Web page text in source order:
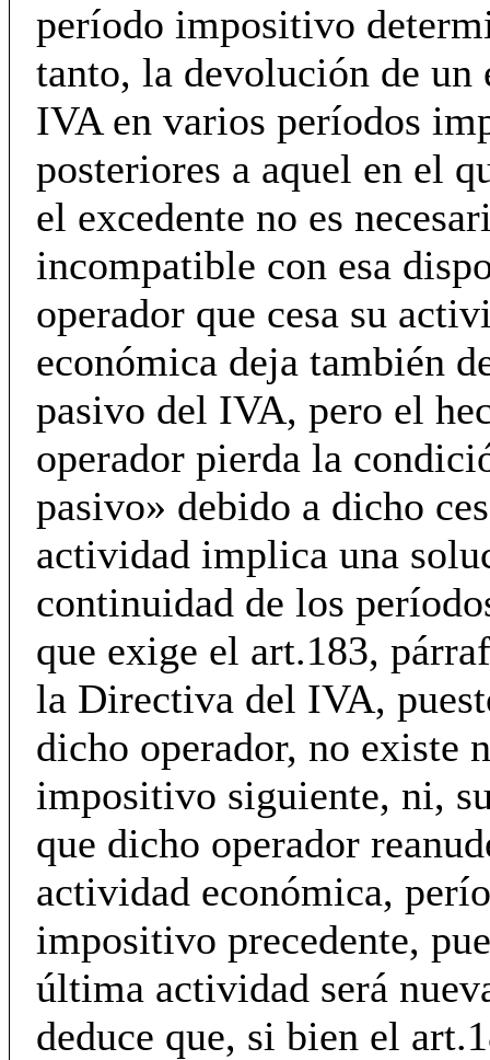
período impositivo
tanto, la devolución de un
IVA en varios períodos
posteriores a aquel en el
el excedente no es
incompatible con esa
operador que cesa su
económica deja también
pasivo del IVA, pero el
operador pierda la
pasivo» debido a dicho
actividad implica una
continuidad de los
que exige el art.183,
la Directiva del IVA,
dicho operador, no existe
impositivo siguiente, ni,
que dicho operador
actividad económica,
impositivo precedente,
última actividad será
deduce que, si bien el